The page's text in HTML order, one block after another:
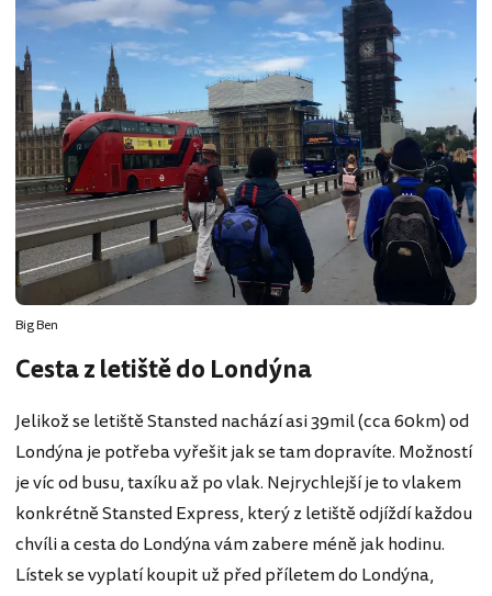
Big Ben
Cesta z letiště do Londýna
Jelikož se letiště Stansted nachází asi 39mil (cca 60km) od
Londýna je potřeba vyřešit jak se tam dopravíte. Možností
je víc od busu, taxíku až po vlak. Nejrychlejší je to vlakem
konkrétně Stansted Express, který z letiště odjíždí každou
chvíli a cesta do Londýna vám zabere méně jak hodinu.
Lístek se vyplatí koupit už před příletem do Londýna,